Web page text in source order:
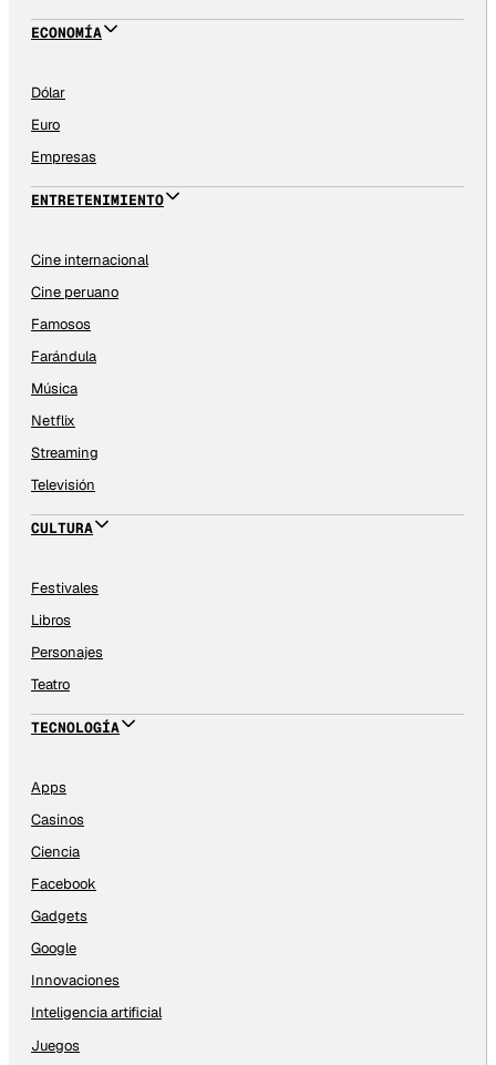
ECONOMÍA
Dólar
Euro
Empresas
ENTRETENIMIENTO
Cine internacional
Cine peruano
Famosos
Farándula
Música
Netflix
Streaming
Televisión
CULTURA
Festivales
Libros
Personajes
Teatro
TECNOLOGÍA
Apps
Casinos
Ciencia
Facebook
Gadgets
Google
Innovaciones
Inteligencia artificial
Juegos